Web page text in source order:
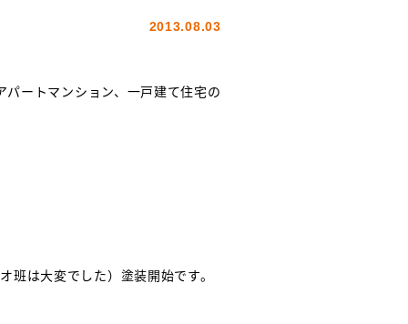
2013.08.03
ートマンション、一戸建て住宅の
は大変でした）塗装開始です。